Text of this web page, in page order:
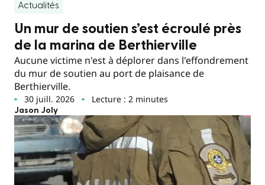
Actualités
Un mur de soutien s’est écroulé près
de la marina de Berthierville
Aucune victime n'est à déplorer dans l'effondrement
du mur de soutien au port de plaisance de
Berthierville.
30 juill. 2026 Lecture : 2 minutes
Jason Joly